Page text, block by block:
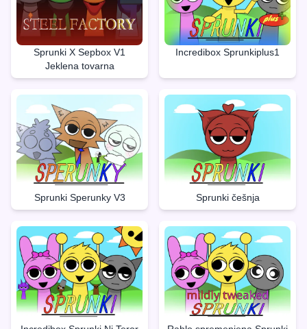
Sprunki X Sepbox V1
Jeklena tovarna
Incredibox Sprunkiplus1
Sprunki Sperunky V3 Sprunki češnja